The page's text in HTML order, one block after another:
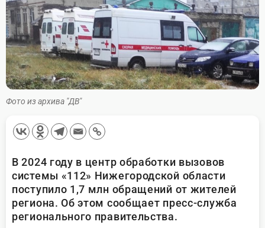
Фото из архива "ДВ"
В 2024 году в центр обработки вызовов
системы «112» Нижегородской области
поступило 1,7 млн обращений от жителей
региона. Об этом сообщает пресс-служба
регионального правительства.